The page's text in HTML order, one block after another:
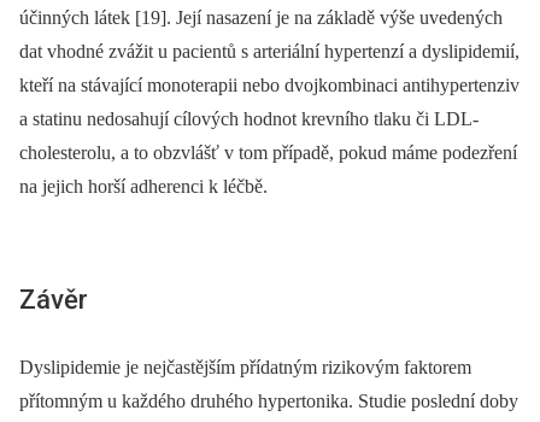
účinných látek [19]. Její nasazení je na základě výše uvedených
dat vhodné zvážit u pacientů s arte­riální hypertenzí a dyslipidemií,
kteří na stávající monoterapii nebo dvojkombinaci antihypertenziv
a statinu nedosahují cílových hodnot krevního tlaku či LDL-
cholesterolu, a to obzvlášť v tom případě, pokud máme podezření
na jejich horší adherenci k léčbě.
Závěr
Dyslipidemie je nejčastějším přídatným rizikovým faktorem
přítomným u každého druhého hypertonika. Studie poslední doby